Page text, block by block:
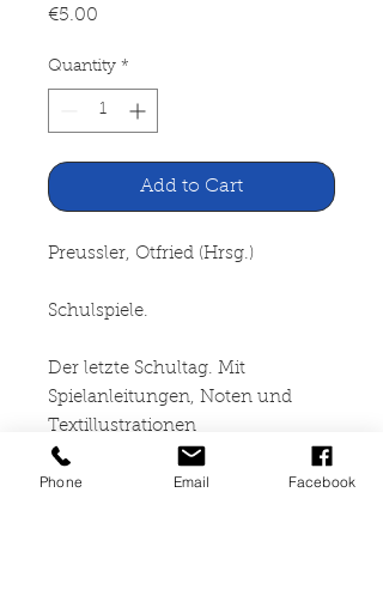
€5.00
Quantity *
Add to Cart
Preussler, Otfried (Hrsg.)
Schulspiele.
Der letzte Schultag. Mit
Spielanleitungen, Noten und
Textillustrationen
Thienemanns Verlag, Stuttgart
Phone Email Facebook